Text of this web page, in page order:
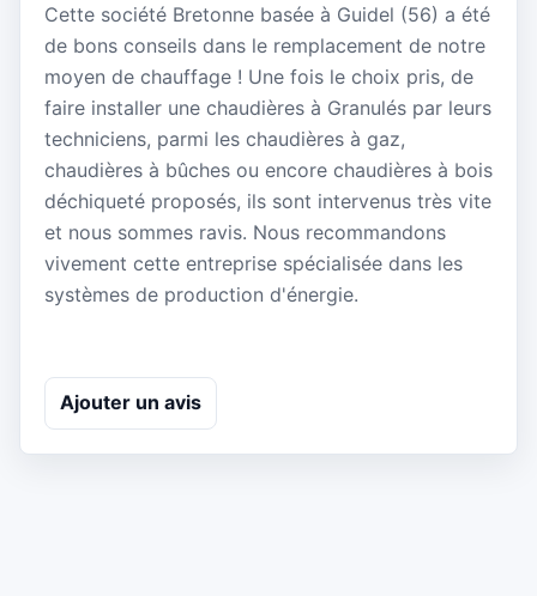
Cette société Bretonne basée à Guidel (56) a été
de bons conseils dans le remplacement de notre
moyen de chauffage ! Une fois le choix pris, de
faire installer une chaudières à Granulés par leurs
techniciens, parmi les chaudières à gaz,
chaudières à bûches ou encore chaudières à bois
déchiqueté proposés, ils sont intervenus très vite
et nous sommes ravis. Nous recommandons
vivement cette entreprise spécialisée dans les
systèmes de production d'énergie.
Ajouter un avis